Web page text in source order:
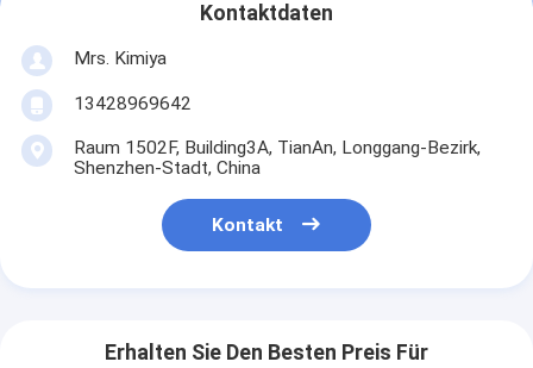
Kontaktdaten
Mrs. Kimiya
13428969642
Raum 1502F, Building3A, TianAn, Longgang-Bezirk,
Shenzhen-Stadt, China
Kontakt
Erhalten Sie Den Besten Preis Für